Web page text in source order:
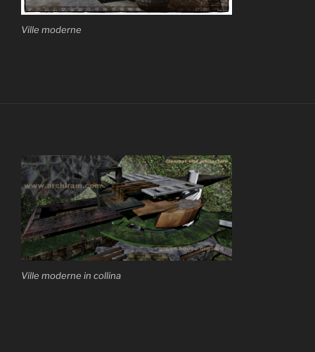
Ville moderne
Ville moderne in collina